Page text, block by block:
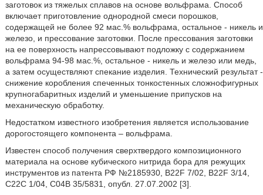
заготовок из тяжелых сплавов на основе вольфрама. Способ
включает приготовление однородной смеси порошков,
содержащей не более 92 мас.% вольфрама, остальное - никель и
железо, и прессование заготовки. После прессования заготовки
на ее поверхность напрессовывают подложку с содержанием
вольфрама 94-98 мас.%, остальное - никель и железо или медь,
а затем осуществляют спекание изделия. Технический результат -
снижение коробления спеченных тонкостенных сложнофигурных
крупногабаритных изделий и уменьшение припусков на
механическую обработку.
Недостатком известного изобретения является использование
дорогостоящего компонента – вольфрама.
Известен способ получения сверхтвердого композиционного
материала на основе кубического нитрида бора для режущих
инструментов из патента РФ №2185930, B22F 7/02, B22F 3/14,
C22C 1/04, C04B 35/5831, опубл. 27.07.2002 [3].